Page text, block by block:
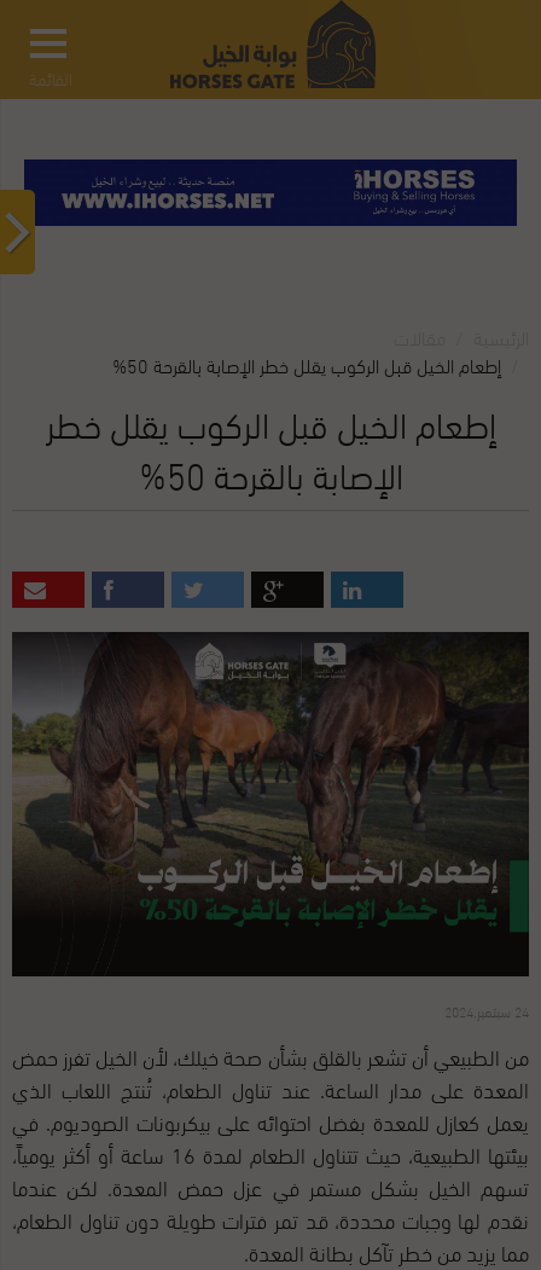
القائمة
إطعام الخيل قبل الركوب يقلل خطر الإصابة بالقرحة 50%
إطعام الخيل قبل الركوب يقلل خطر
الإصابة بالقرحة 50%
24 سبتمبر,2024
من الطبيعي أن تشعر بالقلق بشأن صحة خيلك، لأن الخيل تفرز حمض
المعدة على مدار الساعة. عند تناول الطعام، تُنتج اللعاب الذي
يعمل كعازل للمعدة بفضل احتوائه على بيكربونات الصوديوم. في
بيئتها الطبيعية، حيث تتناول الطعام لمدة 16 ساعة أو أكثر يومياً،
تسهم الخيل بشكل مستمر في عزل حمض المعدة. لكن عندما
نقدم لها وجبات محددة، قد تمر فترات طويلة دون تناول الطعام،
مما يزيد من خطر تآكل بطانة المعدة.